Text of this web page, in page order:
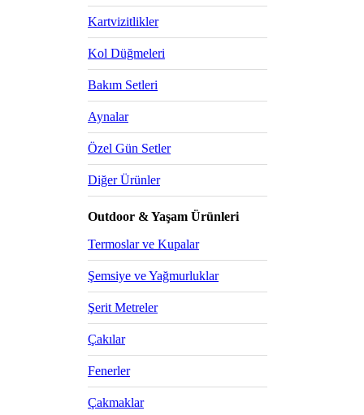
Kartvizitlikler
Kol Düğmeleri
Bakım Setleri
Aynalar
Özel Gün Setler
Diğer Ürünler
Outdoor & Yaşam Ürünleri
Termoslar ve Kupalar
Şemsiye ve Yağmurluklar
Şerit Metreler
Çakılar
Fenerler
Çakmaklar